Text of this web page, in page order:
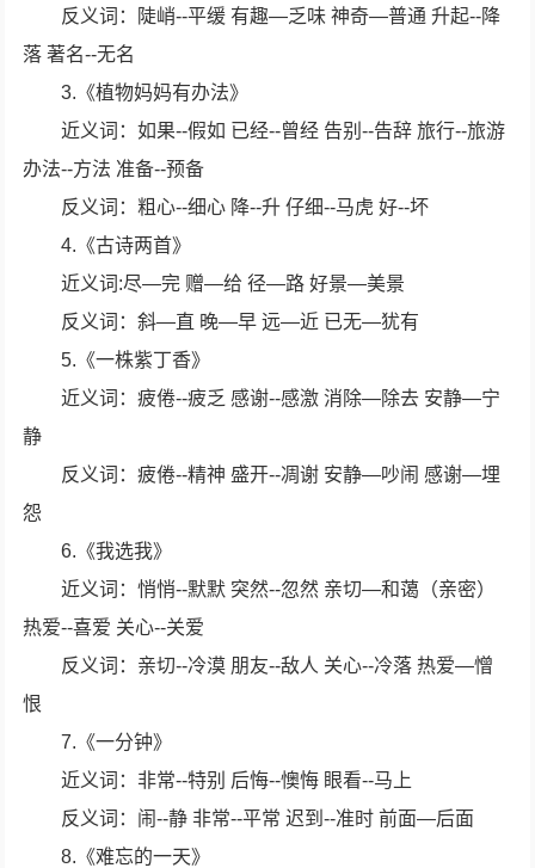
反义词：陡峭--平缓 有趣—乏味 神奇—普通 升起--降
落 著名--无名
3.《植物妈妈有办法》
近义词：如果--假如 已经--曾经 告别--告辞 旅行--旅游
办法--方法 准备--预备
反义词：粗心--细心 降--升 仔细--马虎 好--坏
4.《古诗两首》
近义词:尽—完 赠—给 径—路 好景—美景
反义词：斜—直 晚—早 远—近 已无—犹有
5.《一株紫丁香》
近义词：疲倦--疲乏 感谢--感激 消除—除去 安静—宁
静
反义词：疲倦--精神 盛开--凋谢 安静—吵闹 感谢—埋
怨
6.《我选我》
近义词：悄悄--默默 突然--忽然 亲切—和蔼（亲密）
热爱--喜爱 关心--关爱
反义词：亲切--冷漠 朋友--敌人 关心--冷落 热爱—憎
恨
7.《一分钟》
近义词：非常--特别 后悔--懊悔 眼看--马上
反义词：闹--静 非常--平常 迟到--准时 前面—后面
8.《难忘的一天》